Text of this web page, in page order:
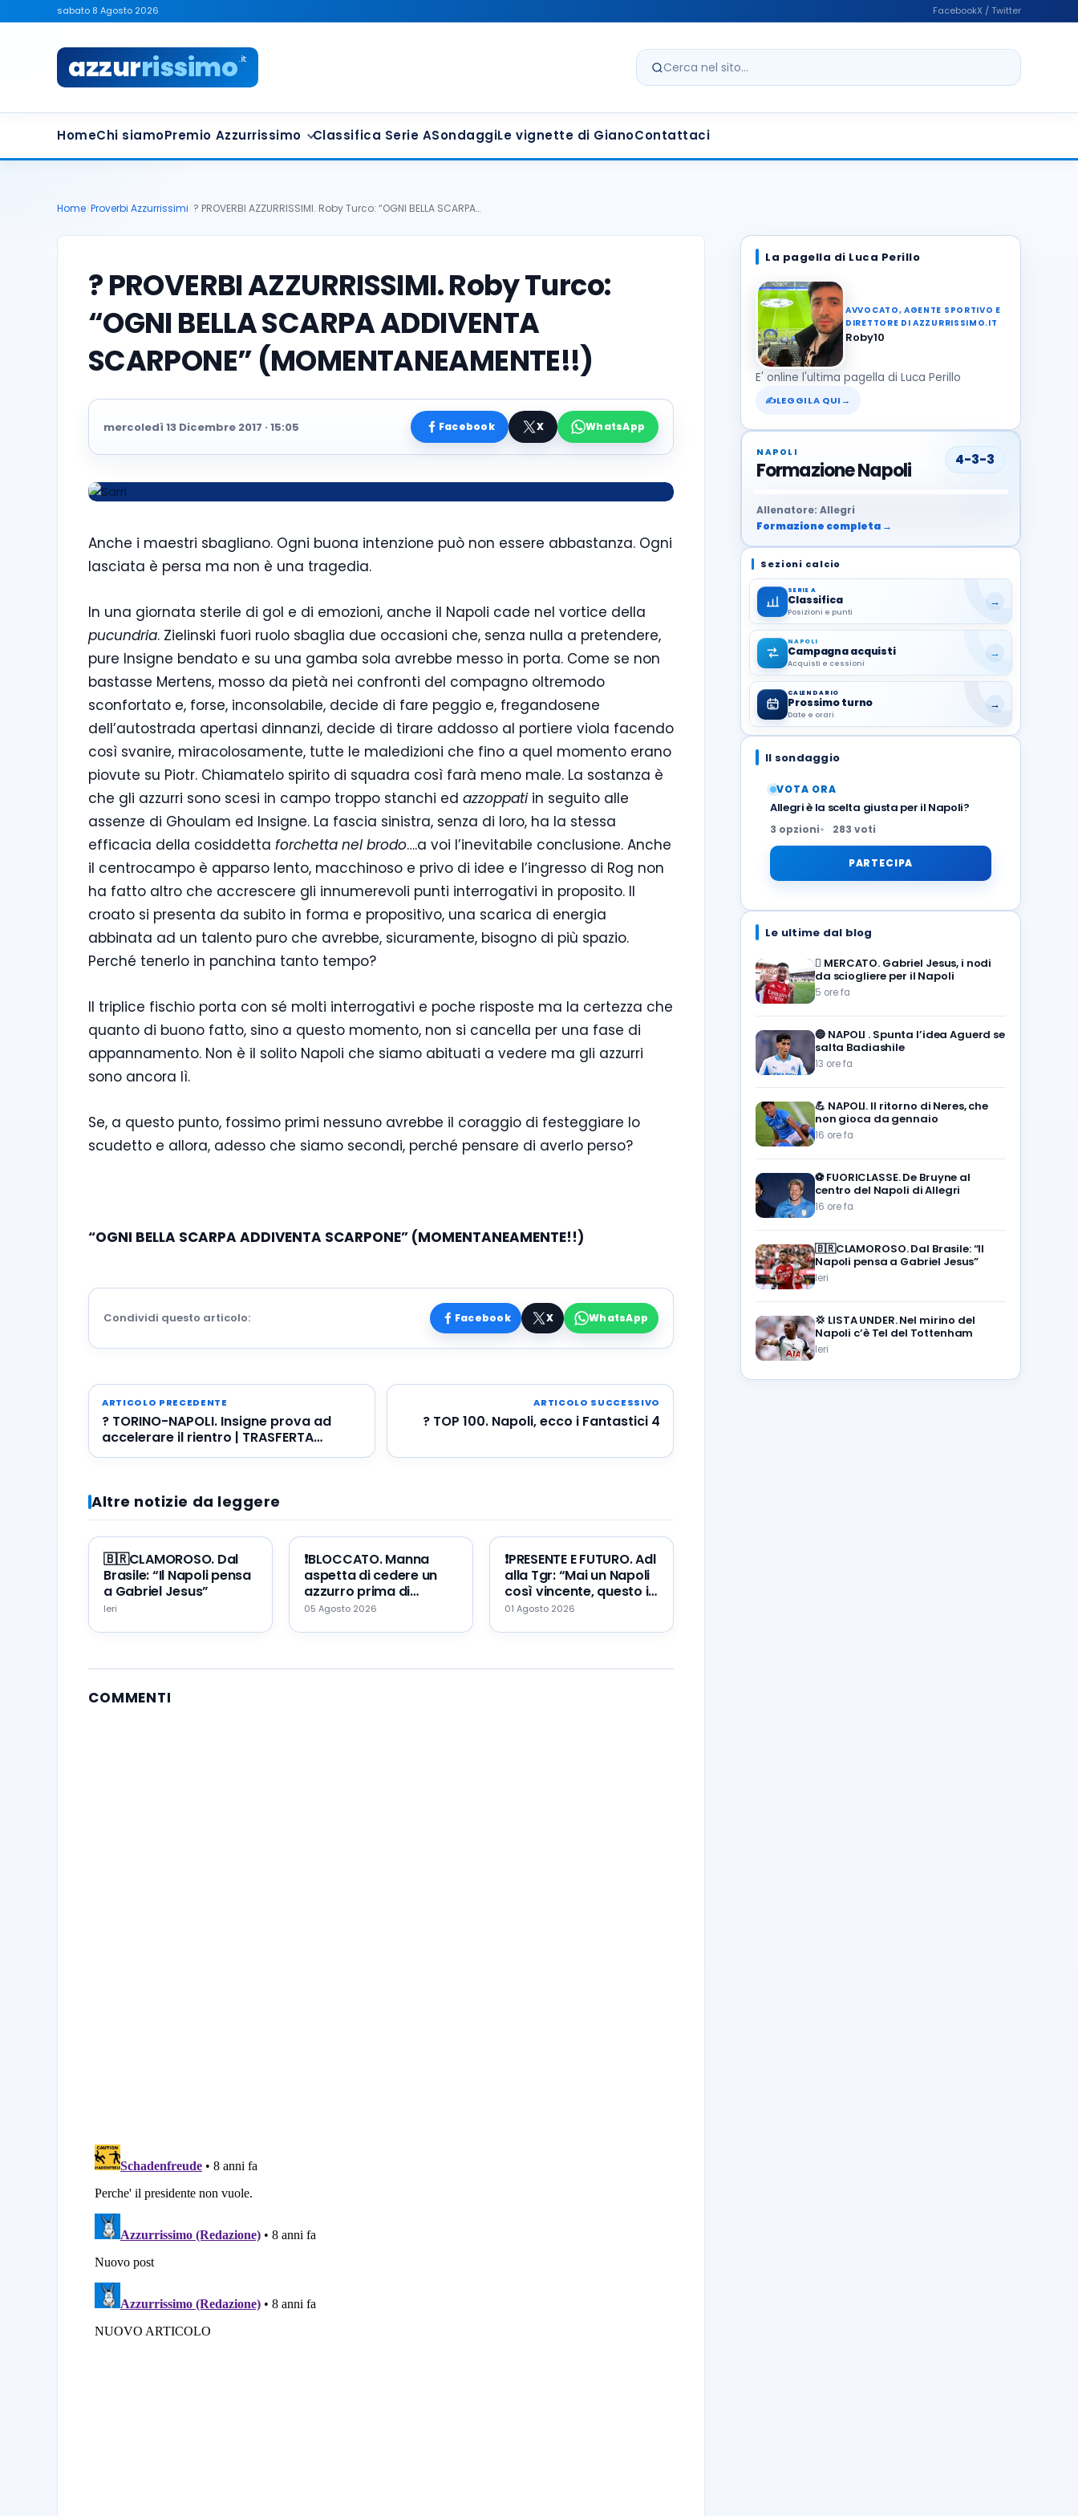
sabato 8 Agosto 2026 FacebookX / Twitter
azzurrissimo.it
Cerca nel sito
HomeChi siamoPremio Azzurrissimo Classifica Serie ASondaggiLe vignette di GianoContattaci
Home Proverbi Azzurrissimi ? PROVERBI AZZURRISSIMI. Roby Turco: “OGNI BELLA SCARPA…
? PROVERBI AZZURRISSIMI. Roby Turco:
“OGNI BELLA SCARPA ADDIVENTA
SCARPONE” (MOMENTANEAMENTE!!)
mercoledì 13 Dicembre 2017 · 15:05 Facebook X WhatsApp
Anche i maestri sbagliano. Ogni buona intenzione può non essere abbastanza. Ogni
lasciata è persa ma non è una tragedia.
In una giornata sterile di gol e di emozioni, anche il Napoli cade nel vortice della
pucundria. Zielinski fuori ruolo sbaglia due occasioni che, senza nulla a pretendere,
pure Insigne bendato e su una gamba sola avrebbe messo in porta. Come se non
bastasse Mertens, mosso da pietà nei confronti del compagno oltremodo
sconfortato e, forse, inconsolabile, decide di fare peggio e, fregandosene
dell’autostrada apertasi dinnanzi, decide di tirare addosso al portiere viola facendo
così svanire, miracolosamente, tutte le maledizioni che fino a quel momento erano
piovute su Piotr. Chiamatelo spirito di squadra così farà meno male. La sostanza è
che gli azzurri sono scesi in campo troppo stanchi ed azzoppati in seguito alle
assenze di Ghoulam ed Insigne. La fascia sinistra, senza di loro, ha la stessa
efficacia della cosiddetta forchetta nel brodo….a voi l’inevitabile conclusione. Anche
il centrocampo è apparso lento, macchinoso e privo di idee e l’ingresso di Rog non
ha fatto altro che accrescere gli innumerevoli punti interrogativi in proposito. Il
croato si presenta da subito in forma e propositivo, una scarica di energia
abbinata ad un talento puro che avrebbe, sicuramente, bisogno di più spazio.
Perché tenerlo in panchina tanto tempo?
Il triplice fischio porta con sé molti interrogativi e poche risposte ma la certezza che
quanto di buono fatto, sino a questo momento, non si cancella per una fase di
appannamento. Non è il solito Napoli che siamo abituati a vedere ma gli azzurri
sono ancora lì.
Se, a questo punto, fossimo primi nessuno avrebbe il coraggio di festeggiare lo
scudetto e allora, adesso che siamo secondi, perché pensare di averlo perso?
“OGNI BELLA SCARPA ADDIVENTA SCARPONE” (MOMENTANEAMENTE!!)
Condividi questo articolo: Facebook X WhatsApp
ARTICOLO PRECEDENTE
? TORINO-NAPOLI. Insigne prova ad
accelerare il rientro | TRASFERTA
VIETATA ai residenti in Campania
ARTICOLO SUCCESSIVO
? TOP 100. Napoli, ecco i Fantastici 4
Altre notizie da leggere
🇧🇷CLAMOROSO. Dal
Brasile: “Il Napoli pensa
a Gabriel Jesus”
Ieri
❗️BLOCCATO. Manna
aspetta di cedere un
azzurro prima di
portare Zeballos al
05 Agosto 2026
❗️PRESENTE E FUTURO. Adl
alla Tgr: “Mai un Napoli
così vincente, questo il
mio errore ed il mio
01 Agosto 2026
COMMENTI
La pagella di Luca Perillo
AVVOCATO, AGENTE SPORTIVO E
DIRETTORE DI AZZURRISSIMO.IT
Roby10
E' online l'ultima pagella di Luca Perillo
✍LEGGILA QUI →
NAPOLI
Formazione Napoli 4-3-3
Allenatore: Allegri
Formazione completa →
Sezioni calcio
SERIE A
Classifica
Posizioni e punti
→
NAPOLI
Campagna acquisti
Acquisti e cessioni
→
CALENDARIO
Prossimo turno
Date e orari
→
Il sondaggio
VOTA ORA
Allegri è la scelta giusta per il Napoli?
3 opzioni 283 voti
PARTECIPA
Le ultime dal blog
🪎 MERCATO. Gabriel Jesus, i nodi
da sciogliere per il Napoli
5 ore fa
🔵 NAPOLI . Spunta l’idea Aguerd se
salta Badiashile
13 ore fa
💪 NAPOLI. Il ritorno di Neres, che
non gioca da gennaio
16 ore fa
⚽️ FUORICLASSE. De Bruyne al
centro del Napoli di Allegri
16 ore fa
🇧🇷CLAMOROSO. Dal Brasile: “Il
Napoli pensa a Gabriel Jesus”
Ieri
💢 LISTA UNDER. Nel mirino del
Napoli c’è Tel del Tottenham
Ieri